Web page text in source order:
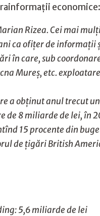
economice:
Rizea. Cei mai
ca ofiţer de
în care, sub
Mureş, etc.
a obţinut anul trecut
de 8 miliarde de lei, în
15 procente din
de ţigări British
5,6 miliarde de lei